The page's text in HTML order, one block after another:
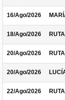
16/Ago/2026
18/Ago/2026
20/Ago/2026
20/Ago/2026
22/Ago/2026